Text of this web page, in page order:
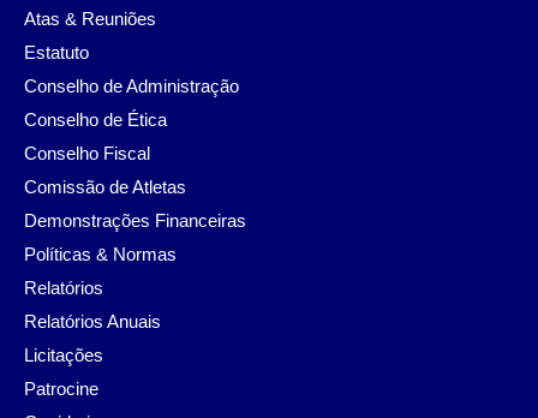
Atas & Reuniões
Estatuto
Conselho de Administração
Conselho de Ética
Conselho Fiscal
Comissão de Atletas
Demonstrações Financeiras
Políticas & Normas
Relatórios
Relatórios Anuais
Licitações
Patrocine